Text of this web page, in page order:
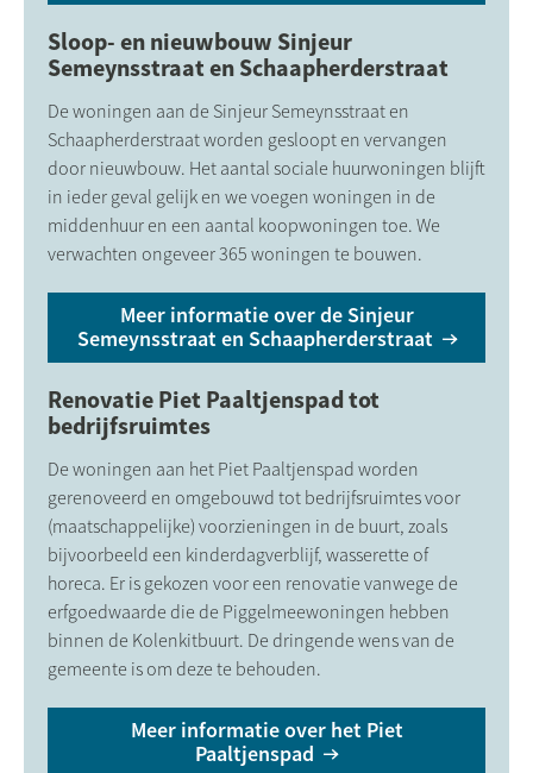
Sloop- en nieuwbouw Sinjeur
Semeynsstraat en Schaapherderstraat
De woningen aan de Sinjeur Semeynsstraat en
Schaapherderstraat worden gesloopt en vervangen
door nieuwbouw. Het aantal sociale huurwoningen blijft
in ieder geval gelijk en we voegen woningen in de
middenhuur en een aantal koopwoningen toe. We
verwachten ongeveer 365 woningen te bouwen.
Meer informatie over de Sinjeur
Semeynsstraat en Schaapherderstraat
Renovatie Piet Paaltjenspad tot
bedrijfsruimtes
De woningen aan het Piet Paaltjenspad worden
gerenoveerd en omgebouwd tot bedrijfsruimtes voor
(maatschappelijke) voorzieningen in de buurt, zoals
bijvoorbeeld een kinderdagverblijf, wasserette of
horeca. Er is gekozen voor een renovatie vanwege de
erfgoedwaarde die de Piggelmeewoningen hebben
binnen de Kolenkitbuurt. De dringende wens van de
gemeente is om deze te behouden.
Meer informatie over het Piet
Paaltjenspad